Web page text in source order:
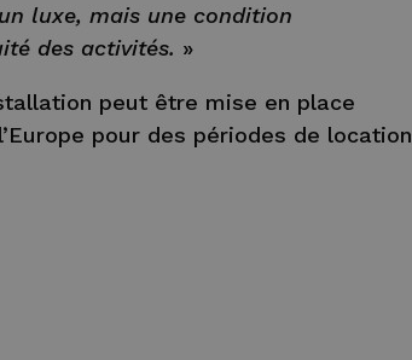
luxe, mais une condition
des activités. »
peut être mise en place
pour des périodes de location